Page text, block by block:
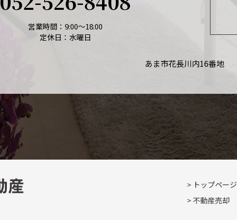
営業時間：9:00～18:00
定休日：水曜日
あま市花長川内16番地
トップページ
不動産売却